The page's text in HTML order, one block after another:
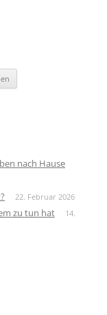
nach Hause
22. Februar 2026
zu tun hat
14.